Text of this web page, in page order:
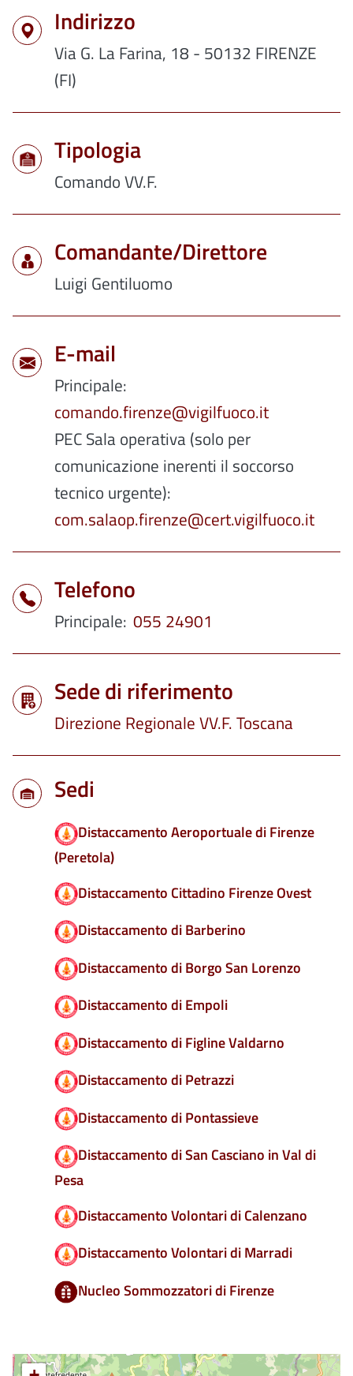
Indirizzo
Via G. La Farina, 18 - 50132 FIRENZE
(FI)
Tipologia
Comando VV.F.
Comandante/Direttore
Luigi Gentiluomo
E-mail
Principale
comando.firenze@vigilfuoco.it
PEC Sala operativa (solo per
comunicazione inerenti il soccorso
tecnico urgente)
com.salaop.firenze@cert.vigilfuoco.it
Telefono
Principale 055 24901
Sede di riferimento
Direzione Regionale VV.F. Toscana
Sedi
Distaccamento Aeroportuale di Firenze
(Peretola)
Distaccamento Cittadino Firenze Ovest
Distaccamento di Barberino
Distaccamento di Borgo San Lorenzo
Distaccamento di Empoli
Distaccamento di Figline Valdarno
Distaccamento di Petrazzi
Distaccamento di Pontassieve
Distaccamento di San Casciano in Val di
Pesa
Distaccamento Volontari di Calenzano
Distaccamento Volontari di Marradi
Nucleo Sommozzatori di Firenze